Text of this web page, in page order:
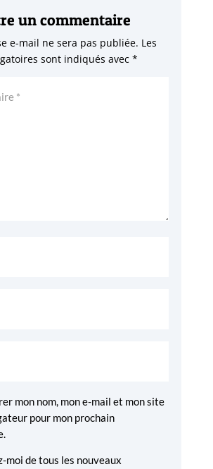
un commentaire
e-mail ne sera pas publiée. Les
sont indiqués avec *
mon nom, mon e-mail et mon site
pour mon prochain
moi de tous les nouveaux